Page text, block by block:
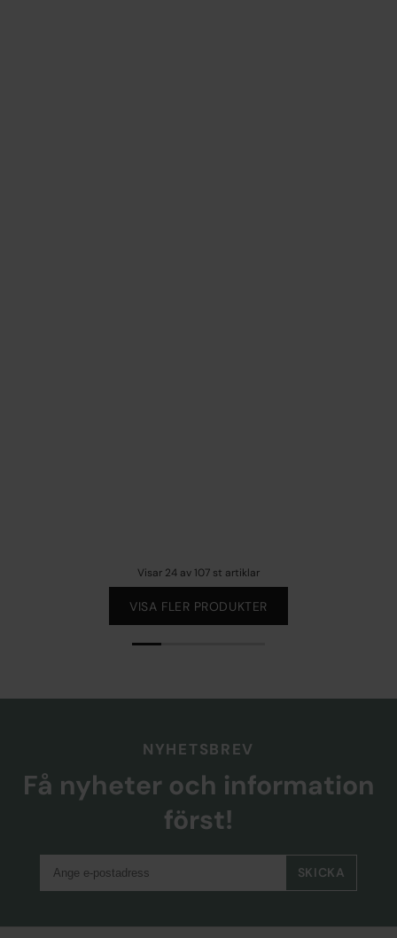
Visar 24 av 107 st artiklar
VISA FLER PRODUKTER
NYHETSBREV
Få nyheter och information
först!
SKICKA